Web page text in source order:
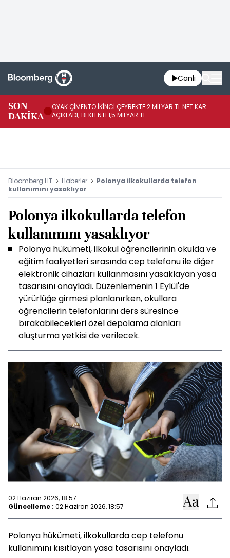
Canlı
SON
DAKİKA
OYAK ÇİMENTO İKİNCİ ÇEYREKTE 2 MİLYAR TL NET KAR
AÇIKLADI; BEKLENTİ 1,5 MİLYAR TL
Bloomberg HT Haberler
Polonya ilkokullarda telefon
kullanımını yasaklıyor
Polonya ilkokullarda telefon
kullanımını yasaklıyor
Polonya hükümeti, ilkokul öğrencilerinin okulda ve
eğitim faaliyetleri sırasında cep telefonu ile diğer
elektronik cihazları kullanmasını yasaklayan yasa
tasarısını onayladı. Düzenlemenin 1 Eylül'de
yürürlüğe girmesi planlanırken, okullara
öğrencilerin telefonlarını ders süresince
bırakabilecekleri özel depolama alanları
oluşturma yetkisi de verilecek.
02 Haziran 2026, 18:57
Güncelleme : 02 Haziran 2026, 18:57
Polonya hükümeti, ilkokullarda cep telefonu
kullanımını kısıtlayan yasa tasarısını onayladı.